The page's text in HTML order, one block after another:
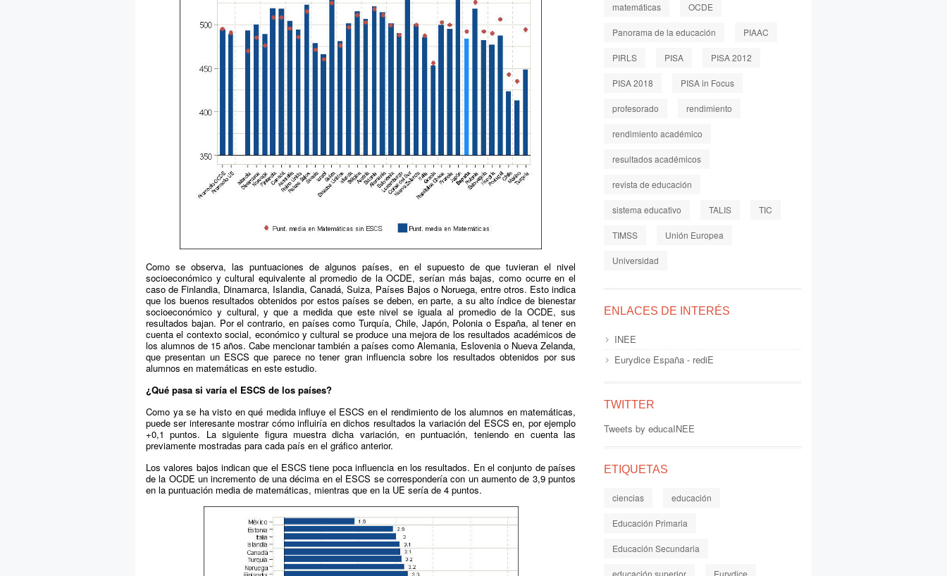
Como se observa, las puntuaciones de algunos países, en el supuesto de que tuvieran el nivel
socioeconómico y cultural equivalente al promedio de la OCDE, serían más bajas, como ocurre en el
caso de Finlandia, Dinamarca, Islandia, Canadá, Suiza, Países Bajos o Noruega, entre otros. Esto indica
que los buenos resultados obtenidos por estos países se deben, en parte, a su alto índice de bienestar
socioeconómico y cultural, y que a medida que este nivel se iguala al promedio de la OCDE, sus
resultados bajan. Por el contrario, en países como Turquía, Chile, Japón, Polonia o España, al tener en
cuenta el contexto social, económico y cultural se produce una mejora de los resultados académicos de
los alumnos de 15 años. Cabe mencionar también a países como Alemania, Eslovenia o Nueva Zelanda,
que presentan un ESCS que parece no tener gran influencia sobre los resultados obtenidos por sus
alumnos en matemáticas en este estudio.
¿Qué pasa si varía el ESCS de los países?
Como ya se ha visto en qué medida influye el ESCS en el rendimiento de los alumnos en matemáticas,
puede ser interesante mostrar cómo influiría en dichos resultados la variación del ESCS en, por ejemplo
+0,1 puntos. La siguiente figura muestra dicha variación, en puntuación, teniendo en cuenta las
previamente mostradas para cada país en el gráfico anterior.
Los valores bajos indican que el ESCS tiene poca influencia en los resultados. En el conjunto de países
de la OCDE un incremento de una décima en el ESCS se correspondería con un aumento de 3,9 puntos
en la puntuación media de matemáticas, mientras que en la UE sería de 4 puntos.
matemáticas OCDE
Panorama de la educación PIAAC
PIRLS PISA PISA 2012
PISA 2018 PISA in Focus
profesorado rendimiento
rendimiento académico
resultados académicos
revista de educación
sistema educativo TALIS TIC
TIMSS Unión Europea
Universidad
ENLACES DE INTERÉS
INEE
Eurydice España - rediE
TWITTER
Tweets by educaINEE
ETIQUETAS
ciencias educación
Educación Primaria
Educación Secundaria
educación superior Eurydice